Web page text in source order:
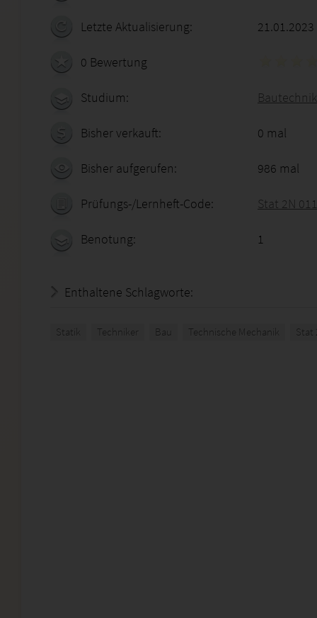
Letzte Aktualisierung: 21.01.2023
0 Bewertung
Studium:
Bisher verkauft: 0 mal
Bisher aufgerufen: 986 mal
Prüfungs-/Lernheft-Code: Stat 2N
Benotung: 1
Enthaltene Schlagworte:
Statik Techniker Bau Technische Mechanik Stat